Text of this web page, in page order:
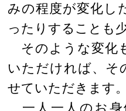
みの程度が変化し
ったりすることも
そのような変化
いただければ、そ
せていただきます。
一人一人のお身